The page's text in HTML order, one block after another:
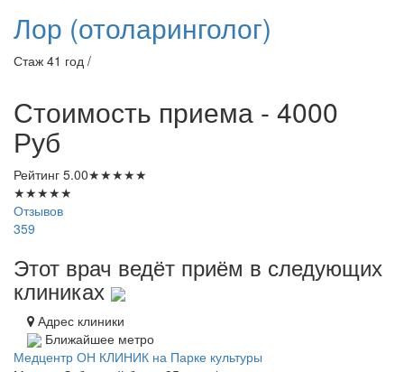
Лор (отоларинголог)
Стаж 41 год /
Стоимость приема - 4000
Руб
Рейтинг 5.00★★★★★
★★★★★
Отзывов
359
Этот врач ведёт приём в следующих
клиниках
Адрес клиники
Ближайшее метро
Медцентр ОН КЛИНИК на Парке культуры